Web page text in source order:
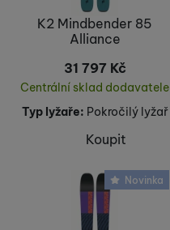
K2 Mindbender 85
Alliance
31 797 Kč
Centrální sklad dodavatele
Typ lyžaře: Pokročilý lyžař
Koupit
Novinka